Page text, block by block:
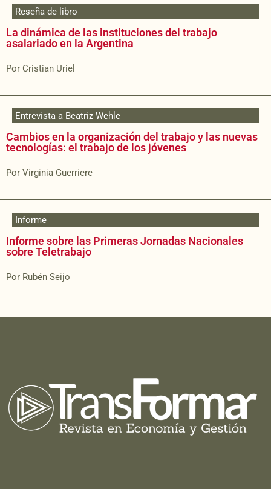
Reseña de libro
La dinámica de las instituciones del trabajo
asalariado en la Argentina
Por Cristian Uriel
Entrevista a Beatriz Wehle
Cambios en la organización del trabajo y las nuevas
tecnologías: el trabajo de los jóvenes
Por Virginia Guerriere
Informe
Informe sobre las Primeras Jornadas Nacionales
sobre Teletrabajo
Por Rubén Seijo